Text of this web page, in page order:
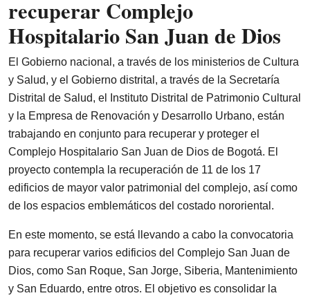
recuperar Complejo
Hospitalario San Juan de Dios
El Gobierno nacional, a través de los ministerios de Cultura
y Salud, y el Gobierno distrital, a través de la Secretaría
Distrital de Salud, el Instituto Distrital de Patrimonio Cultural
y la Empresa de Renovación y Desarrollo Urbano, están
trabajando en conjunto para recuperar y proteger el
Complejo Hospitalario San Juan de Dios de Bogotá. El
proyecto contempla la recuperación de 11 de los 17
edificios de mayor valor patrimonial del complejo, así como
de los espacios emblemáticos del costado nororiental.
En este momento, se está llevando a cabo la convocatoria
para recuperar varios edificios del Complejo San Juan de
Dios, como San Roque, San Jorge, Siberia, Mantenimiento
y San Eduardo, entre otros. El objetivo es consolidar la